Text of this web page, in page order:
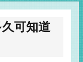
可知道